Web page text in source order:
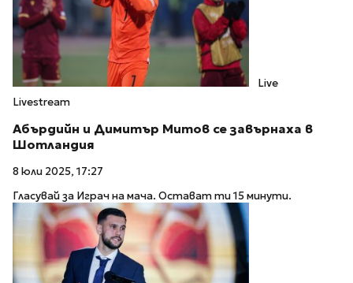
Live
Livestream
Абърдийн и Димитър Митов се завърнаха в
Шотландия
8 юли 2025, 17:27
Гласувай за Играч на мача. Остават ти 15 минути.